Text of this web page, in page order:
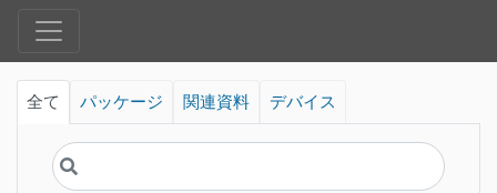
全て パッケージ 関連資料 デバイス